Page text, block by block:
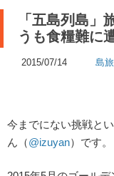
「五島列島
うも食糧難に
2015/07/14 島
今までにない挑戦と
ん（@izuyan）です。